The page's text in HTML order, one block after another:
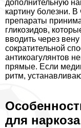
дополнительную
картину болезни. В
препараты
гликозидов,
вводить через
сократительной
антикоагулянтов
прямые. Если
ритм,
для